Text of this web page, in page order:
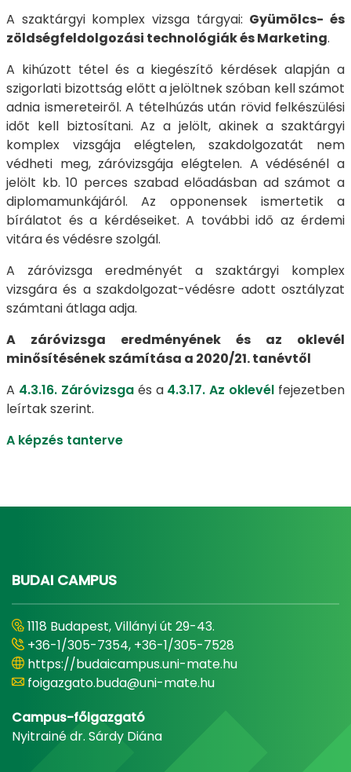
A szaktárgyi komplex vizsga tárgyai: Gyümölcs- és
zöldségfeldolgozási technológiák és Marketing.
A kihúzott tétel és a kiegészítő kérdések alapján a
szigorlati bizottság előtt a jelöltnek szóban kell számot
adnia ismereteiről. A tételhúzás után rövid felkészülési
időt kell biztosítani. Az a jelölt, akinek a szaktárgyi
komplex vizsgája elégtelen, szakdolgozatát nem
védheti meg, záróvizsgája elégtelen. A védésénél a
jelölt kb. 10 perces szabad előadásban ad számot a
diplomamunkájáról. Az opponensek ismertetik a
bírálatot és a kérdéseiket. A további idő az érdemi
vitára és védésre szolgál.
A záróvizsga eredményét a szaktárgyi komplex
vizsgára és a szakdolgozat-védésre adott osztályzat
számtani átlaga adja.
A záróvizsga eredményének és az oklevél
minősítésének számítása a 2020/21. tanévtől
A 4.3.16. Záróvizsgaés a 4.3.17. Az oklevél fejezetben
leírtak szerint.
A képzés tanterve
BUDAI CAMPUS
1118 Budapest, Villányi út 29-43.
+36-1/305-7354, +36-1/305-7528
https://budaicampus.uni-mate.hu
foigazgato.buda@uni-mate.hu
Campus-főigazgató
Nyitrainé dr. Sárdy Diána